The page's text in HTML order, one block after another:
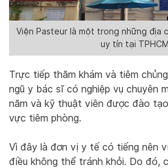
Viện Pasteur là một trong những địa
uy tín tại TPHCM
Trực tiếp thăm khám và tiêm
ngũ y bác sĩ có nghiệp vụ chuyên
năm và kỹ thuật viên được đào
vực tiêm phòng.
Vì đây là đơn vị y tế có tiếng nên
điều không thể tránh khỏi. Do đó,